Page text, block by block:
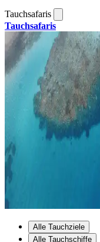
Tauchsafaris
Tauchsafaris
Alle Tauchziele
Alle Tauchschiffe